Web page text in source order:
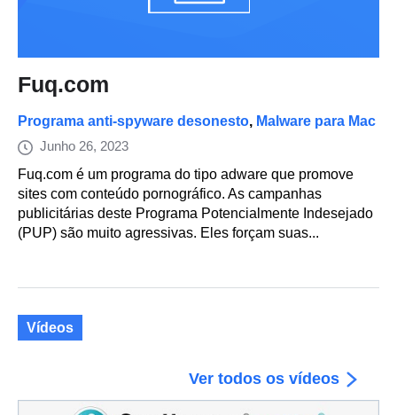
Fuq.com
Programa anti-spyware desonesto, Malware para Mac
Junho 26, 2023
Fuq.com é um programa do tipo adware que promove
sites com conteúdo pornográfico. As campanhas
publicitárias deste Programa Potencialmente Indesejado
(PUP) são muito agressivas. Eles forçam suas...
Vídeos
Ver todos os vídeos